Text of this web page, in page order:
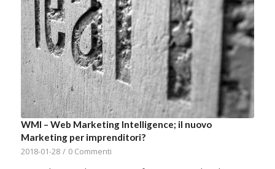
WMI – Web Marketing Intelligence; il nuovo
Marketing per imprenditori?
2018-01-28 / 0 Commenti